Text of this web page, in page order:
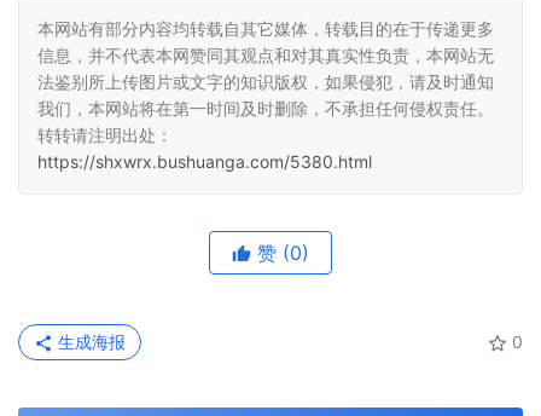
本网站有部分内容均转载自其它媒体，转载目的在于传递更多
信息，并不代表本网赞同其观点和对其真实性负责，本网站无
法鉴别所上传图片或文字的知识版权，如果侵犯，请及时通知
我们，本网站将在第一时间及时删除，不承担任何侵权责任。
转转请注明出处：
https://shxwrx.bushuanga.com/5380.html
赞 (0)
0
生成海报